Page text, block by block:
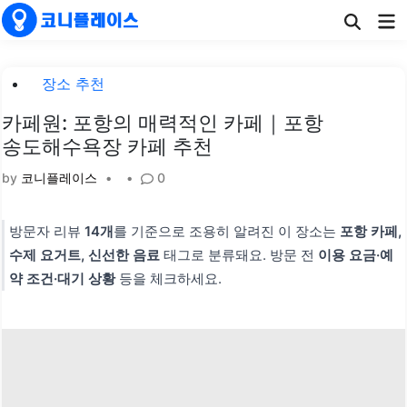
Skip
to
Posted장소 추천
카페원: 포항의 매력적인 카페｜포항
송도해수욕장 카페 추천
by 코니플레이스 • • 0
방문자 리뷰14개를 기준으로 조용히 알려진 이 장소는 포항 카페,
수제 요거트, 신선한 음료 태그로 분류돼요. 방문 전 이용 요금·예
약 조건·대기 상황등을 체크하세요.